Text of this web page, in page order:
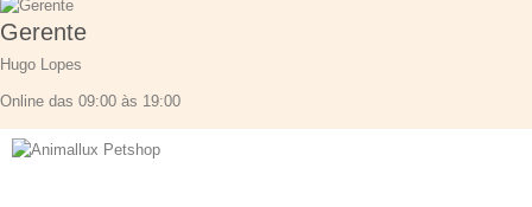
Gerente
Hugo Lopes
Online das 09:00 às 19:00